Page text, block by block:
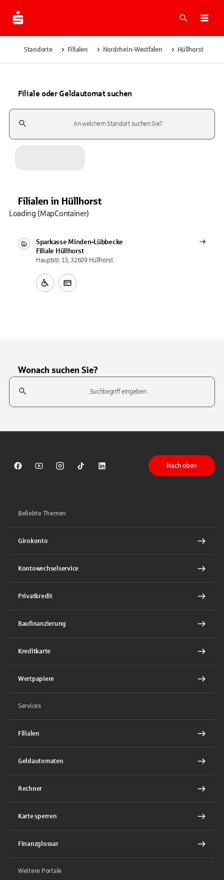
Suche
Standorte Filialen Nordrhein-Westfalen Hüllhorst
Filiale oder Geldautomat suchen
Suchfeld
Filialen in Hüllhorst
Sparkasse Minden-Lübbecke
Filiale Hüllhorst
Hauptstr. 13, 32609 Hüllhorst
Loading (MapContainer)
Wonach suchen Sie?
Suchfeld
Sparkasse auf Facebook
Sparkasse auf Youtube
Sparkasse auf Instagram
Sparkasse auf TikTok
Sparkasse auf LinkedIn
Nach oben
Beliebte Themen
Girokonto
Kontowechselservice
Privatkredit
Baufinanzierung
Kreditkarte
Wertpapiere
Services
Filialen
Geldautomaten
Rechner
Karte sperren
Finanzglossar
Weitere Portale